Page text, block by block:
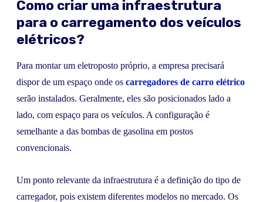
Como criar uma infraestrutura
para o carregamento dos veículos
elétricos?
Para montar um eletroposto próprio, a empresa precisará
dispor de um espaço onde os carregadores de carro elétrico
serão instalados. Geralmente, eles são posicionados lado a
lado, com espaço para os veículos. A configuração é
semelhante a das bombas de gasolina em postos
convencionais.
Um ponto relevante da infraestrutura é a definição do tipo de
carregador, pois existem diferentes modelos no mercado. Os